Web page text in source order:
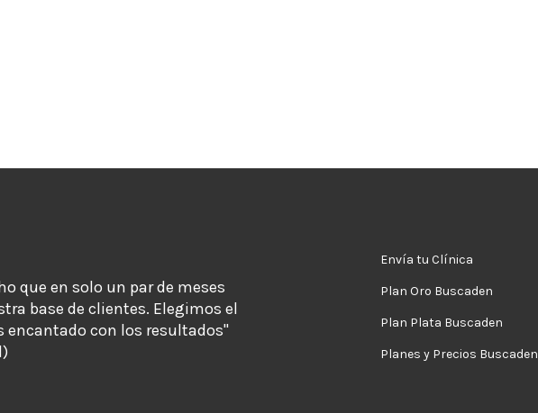
que en solo un par de meses
base de clientes. Elegimos el
encantado con los resultados"
Envía tu Clínica
Plan Oro Buscaden
Plan Plata Buscaden
Planes y Precios Buscaden